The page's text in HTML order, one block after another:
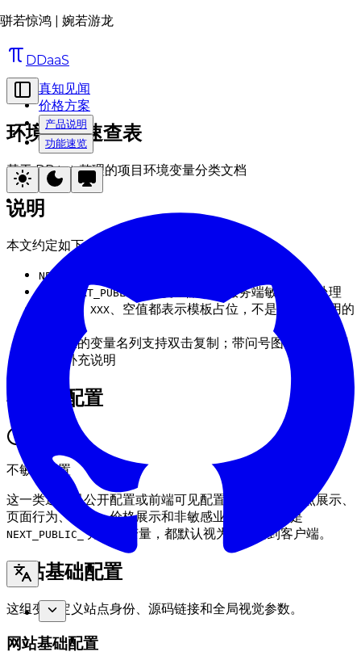
骈若惊鸿 | 婉若游龙
DDaaS
真知见闻
价格方案
产品说明
功能速览
环境变量速查表
基于 RR.txt 整理的项目环境变量分类文档
说明
本文约定如下：
NEXT_PUBLIC_
NEXT_PUBLIC_ 的变量默认按服务端敏感配置处理
、 XXX
、空值都表示模板占位，不是可直接使用的
表格里的变量名列支持双击复制；带问号图标的字段可
查看补充说明
不敏感配置
不敏感配置
这一类通常是公开配置或前端可见配置，主要用于站点展示、
页面行为、路由、价格展示和非敏感业务参数。凡是
NEXT_PUBLIC_开头的变量，都默认视为会暴露到客户端。
网站基础配置
这组变量定义站点身份、源码链接和全局视觉参数。
网站基础配置